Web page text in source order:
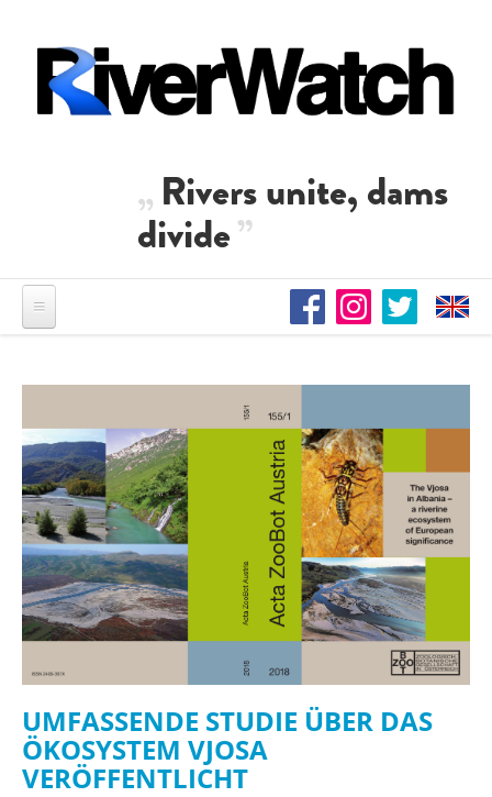
Rivers unite, dams
divide
UMFASSENDE STUDIE ÜBER DAS
ÖKOSYSTEM VJOSA
VERÖFFENTLICHT